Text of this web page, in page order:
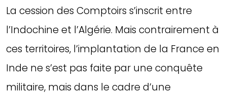
La cession des Comptoirs s’inscrit entre
l’Indochine et l’Algérie. Mais contrairement à
ces territoires, l’implantation de la France en
Inde ne s’est pas faite par une conquête
militaire, mais dans le cadre d’une